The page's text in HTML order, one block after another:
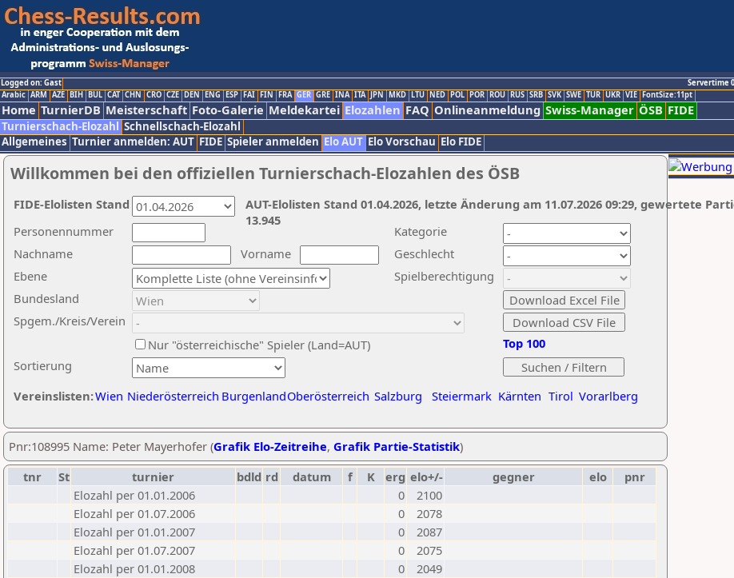
Logged on: Gast
Servertime
Arabic ARM AZE BIH BUL CAT CHN CRO CZE DEN ENG ESP FAI FIN FRA GER GRE INA ITA JPN MKD LTU NED POL POR ROU RUS SRB SVK SWE TUR UKR VIE FontSize:11pt
Home TurnierDB Meisterschaft Foto-Galerie Meldekartei Elozahlen FAQ Onlineanmeldung Swiss-Manager ÖSB FIDE
Turnierschach-Elozahl Schnellschach-Elozahl
Allgemeines Turnier anmelden: AUT FIDE Spieler anmelden Elo AUT Elo Vorschau Elo FIDE
Willkommen bei den offiziellen Turnierschach-Elozahlen des ÖSB
Nachname
Vorname
Ebene
Kategorie
Sortierung
Personennummer
Bundesland
Spgem./Kreis/Verein
Geschlecht
Nur "österreichische" Spieler (Land=AUT)
Spielberechtigung
Vereinslisten:Wien Niederösterreich BurgenlandOberösterreich Salzburg Steiermark Kärnten Tirol Vorarlberg
Top 100
AUT-Elolisten Stand 01.04.2026, letzte Änderung am 11.07.2026 09:29, gewertete
13.945
FIDE-Elolisten Stand
Pnr:108995 Name: Peter Mayerhofer (Grafik Elo-Zeitreihe, Grafik Partie-Statistik)
tnr
St turnier bdld rd datum f K erg elo+/- gegner elo
pnr
Elozahl per 01.01.2006
0
2100
Elozahl per 01.07.2006
0
2078
Elozahl per 01.01.2007
0
2087
Elozahl per 01.07.2007
0
2075
Elozahl per 01.01.2008
0
2049